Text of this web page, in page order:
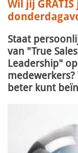
Wil jij
Staat
van "True
Leadership"
beter kunt